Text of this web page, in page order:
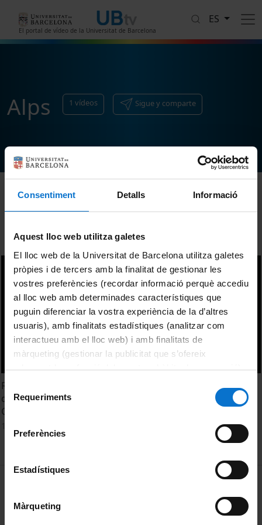
Consentiment Detalls Informació
Aquest lloc web utilitza galetes
El lloc web de la Universitat de Barcelona utilitza galetes
pròpies i de tercers amb la finalitat de gestionar les
vostres preferències (recordar informació perquè accediu
al lloc web amb determinades característiques que
puguin diferenciar la vostra experiència de la d’altres
usuaris), amb finalitats estadístiques (analitzar com
interactueu amb el lloc web) i amb finalitats de
màrqueting (gestionar la publicitat que s’ofereix
adequant-la en funció dels vostres hàbits de navegació).
consultar laPolítica de galetes del lloc web de la
Selecció
de
consentiment
Requeriments
Preferències
Estadístiques
Màrqueting
El portal de vídeo de la Universitat de Barcelona
ES
Alps 1 vídeos Sigue y comparte
Reconstrucción de la variabilidad dendrogeomofológica
de la cuenca de Eistlenbach, Alpes Berneses. Laia
Casanovas i Arimon
MENÚ PEU 1
Política de Cookies